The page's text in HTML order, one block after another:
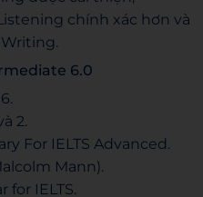
chính xác hơn và
6.0
2.
For IELTS Advanced.
Mann).
for IELTS.